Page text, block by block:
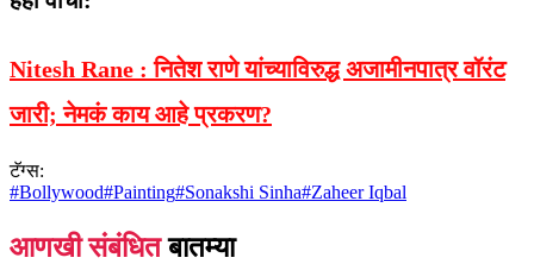
Nitesh Rane : नितेश राणे यांच्याविरुद्ध अजामीनपात्र वॉरंट
जारी; नेमकं काय आहे प्रकरण?
टॅग्स:
#Bollywood#Painting#Sonakshi Sinha#Zaheer Iqbal
आणखी संबंधित बातम्या